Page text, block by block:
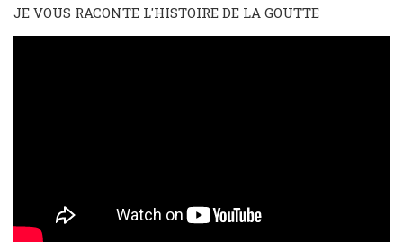
JE VOUS RACONTE L'HISTOIRE DE LA GOUTTE